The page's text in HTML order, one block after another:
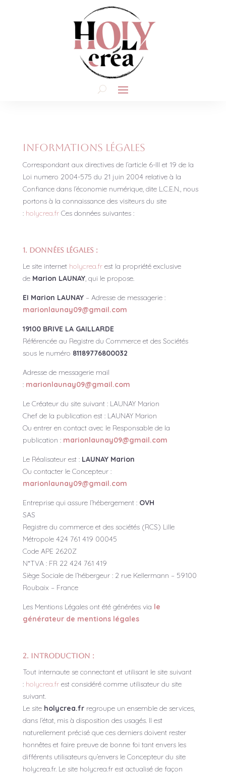
Informations légales
Correspondant aux directives de l’article 6-III et 19 de la
Loi numero 2004-575 du 21 juin 2004 relative à la
Confiance dans l’économie numérique, dite L.C.E.N., nous
portons à la connaissance des visiteurs du site
: holycrea.fr Ces données suivantes :
1. Données légales :
Le site internet holycrea.fr est la propriété exclusive
de Marion LAUNAY, qui le propose.
EI Marion LAUNAY – Adresse de messagerie :
marionlaunay09@gmail.com
19100 BRIVE LA GAILLARDE
Référencée au Registre du Commerce et des Sociétés
sous le numéro 81189776800032
Adresse de messagerie mail
: marionlaunay09@gmail.com
Le Créateur du site suivant : LAUNAY Marion
Chef de la publication est : LAUNAY Marion
Ou entrer en contact avec le Responsable de la
publication : marionlaunay09@gmail.com
Le Réalisateur est : LAUNAY Marion
Ou contacter le Concepteur :
marionlaunay09@gmail.com
Entreprise qui assure l’hébergement :OVH
SAS
Registre du commerce et des sociétés (RCS) Lille
Métropole 424 761 419 00045
Code APE 2620Z
N*TVA : FR 22 424 761 419
Siège Sociale de l’hébergeur : 2 rue Kellermann – 59100
Roubaix – France
Les Mentions Légales ont été générées via le
générateur de mentions légales
2. Introduction :
Tout internaute se connectant et utilisant le site suivant
: holycrea.fr est considéré comme utilisateur du site
suivant.
Le site holycrea.fr regroupe un ensemble de services,
dans l’état, mis à disposition des usagés. Il est
naturellement précisé que ces derniers doivent rester
honnêtes et faire preuve de bonne foi tant envers les
différents utilisateurs qu’envers le Concepteur du site
holycrea.fr. Le site holycrea.fr est actualisé de façon